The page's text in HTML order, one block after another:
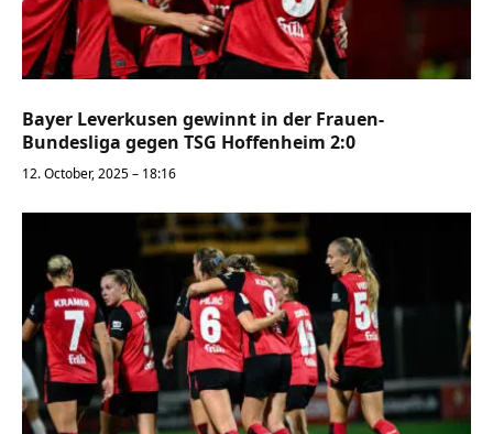
Bayer Leverkusen gewinnt in der Frauen-
Bundesliga gegen TSG Hoffenheim 2:0
12. October, 2025 – 18:16